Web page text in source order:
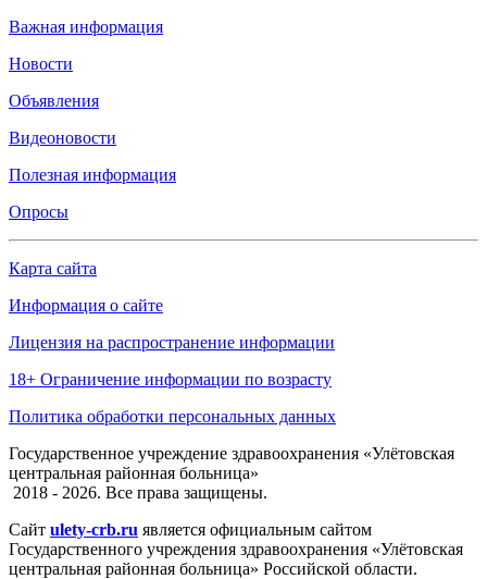
Важная информация
Новости
Объявления
Видеоновости
Полезная информация
Опросы
Карта сайта
Информация о сайте
Лицензия на распространение информации
18+ Ограничение информации по возрасту
Политика обработки персональных данных
Государственное учреждение здравоохранения «Улётовская
центральная районная больница»
2018 - 2026. Все права защищены.
Сайт ulety-crb.ru является официальным сайтом
Государственного учреждения здравоохранения «Улётовская
центральная районная больница» Российской области.